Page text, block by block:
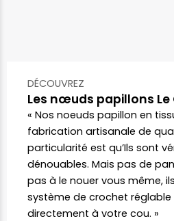
DÉCOUVREZ
Les nœuds papillons Le
« Nos noeuds papillon en
fabrication artisanale de
particularité est qu’Ils sont
dénouables. Mais pas de
pas à le nouer vous même,
système de crochet réglable
directement à votre cou. »